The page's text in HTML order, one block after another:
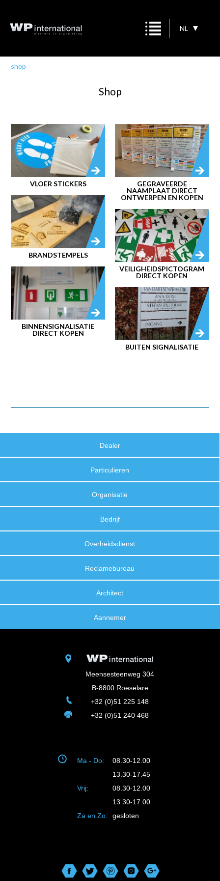
NL
shop
Shop
VLOER STICKERS
GEGRAVEERDE
NAAMPLAAT DIRECT
ONTWERPEN EN KOPEN
BRANDSTEMPELS
VEILIGHEIDSPICTOGRAM
DIRECT KOPEN
BINNENSIGNALISATIE
DIRECT KOPEN
BUITEN SIGNALISATIE
Dealer
Particulieren
Organisatie
Bedrijf
Overheidsdienst
Reclamebureau
Architect
Aannemer
Meensesteenweg 304
B-8800 Roeselare
+32 (0)51 225 148
+32 (0)51 240 468
Ma - Do:
08.30-12.00
13.30-17.45
Vrij:
08.30-12.00
13.30-17.00
Za en Zo:
gesloten